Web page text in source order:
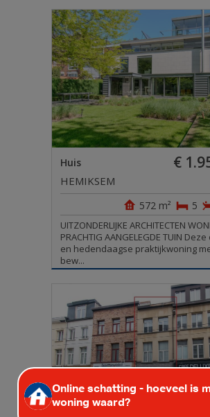
Huis €
HEMIKSEM
5
572 m²
UITZONDERLIJKE ARCHITECTEN
PRACHTIG AANGELEGDE TUIN
en hedendaagse praktijkwoning
bew...